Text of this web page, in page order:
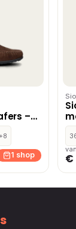
–
+8
1 shop €